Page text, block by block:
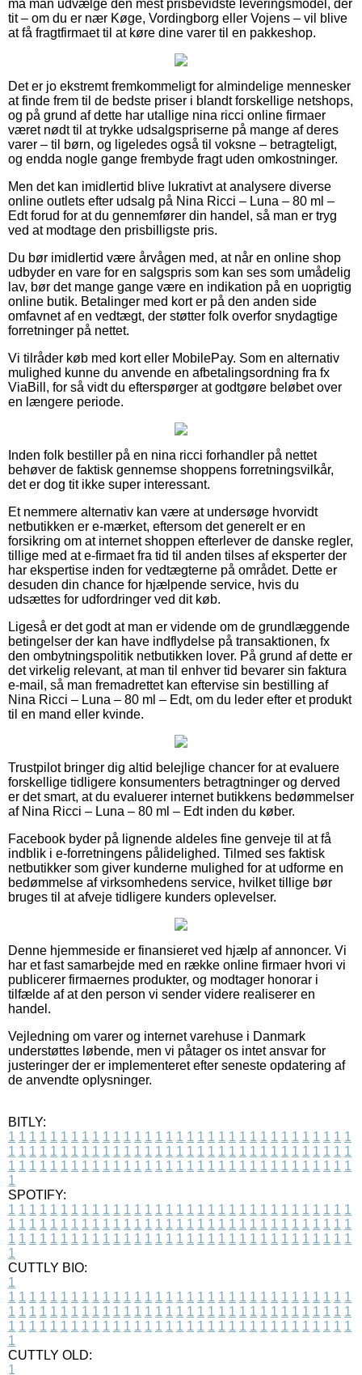
må man udvælge den mest prisbevidste leveringsmodel, der
tit – om du er nær Køge, Vordingborg eller Vojens – vil blive
at få fragtfirmaet til at køre dine varer til en pakkeshop.
Det er jo ekstremt fremkommeligt for almindelige mennesker
at finde frem til de bedste priser i blandt forskellige netshops,
og på grund af dette har utallige nina ricci online firmaer
været nødt til at trykke udsalgspriserne på mange af deres
varer – til børn, og ligeledes også til voksne – betragteligt,
og endda nogle gange frembyde fragt uden omkostninger.
Men det kan imidlertid blive lukrativt at analysere diverse
online outlets efter udsalg på Nina Ricci – Luna – 80 ml –
Edt forud for at du gennemfører din handel, så man er tryg
ved at modtage den prisbilligste pris.
Du bør imidlertid være årvågen med, at når en online shop
udbyder en vare for en salgspris som kan ses som umådelig
lav, bør det mange gange være en indikation på en uoprigtig
online butik. Betalinger med kort er på den anden side
omfavnet af en vedtægt, der støtter folk overfor snydagtige
forretninger på nettet.
Vi tilråder køb med kort eller MobilePay. Som en alternativ
mulighed kunne du anvende en afbetalingsordning fra fx
ViaBill, for så vidt du efterspørger at godtgøre beløbet over
en længere periode.
Inden folk bestiller på en nina ricci forhandler på nettet
behøver de faktisk gennemse shoppens forretningsvilkår,
det er dog tit ikke super interessant.
Et nemmere alternativ kan være at undersøge hvorvidt
netbutikken er e-mærket, eftersom det generelt er en
forsikring om at internet shoppen efterlever de danske regler,
tillige med at e-firmaet fra tid til anden tilses af eksperter der
har ekspertise inden for vedtægterne på området. Dette er
desuden din chance for hjælpende service, hvis du
udsættes for udfordringer ved dit køb.
Ligeså er det godt at man er vidende om de grundlæggende
betingelser der kan have indflydelse på transaktionen, fx
den ombytningspolitik netbutikken lover. På grund af dette er
det virkelig relevant, at man til enhver tid bevarer sin faktura
e-mail, så man fremadrettet kan eftervise sin bestilling af
Nina Ricci – Luna – 80 ml – Edt, om du leder efter et produkt
til en mand eller kvinde.
Trustpilot bringer dig altid belejlige chancer for at evaluere
forskellige tidligere konsumenters betragtninger og derved
er det smart, at du evaluerer internet butikkens bedømmelser
af Nina Ricci – Luna – 80 ml – Edt inden du køber.
Facebook byder på lignende aldeles fine genveje til at få
indblik i e-forretningens pålidelighed. Tilmed ses faktisk
netbutikker som giver kunderne mulighed for at udforme en
bedømmelse af virksomhedens service, hvilket tillige bør
bruges til at afveje tidligere kunders oplevelser.
Denne hjemmeside er finansieret ved hjælp af annoncer. Vi
har et fast samarbejde med en række online firmaer hvori vi
publicerer firmaernes produkter, og modtager honorar i
tilfælde af at den person vi sender videre realiserer en
handel.
Vejledning om varer og internet varehuse i Danmark
understøttes løbende, men vi påtager os intet ansvar for
justeringer der er implementeret efter seneste opdatering af
de anvendte oplysninger.
BITLY:
1 1 1 1 1 1 1 1 1 1 1 1 1 1 1 1 1 1 1 1 1 1 1 1 1 1 1 1 1 1 1 1 1
1 1 1 1 1 1 1 1 1 1 1 1 1 1 1 1 1 1 1 1 1 1 1 1 1 1 1 1 1 1 1 1 1
1 1 1 1 1 1 1 1 1 1 1 1 1 1 1 1 1 1 1 1 1 1 1 1 1 1 1 1 1 1 1 1 1
1
SPOTIFY:
1 1 1 1 1 1 1 1 1 1 1 1 1 1 1 1 1 1 1 1 1 1 1 1 1 1 1 1 1 1 1 1 1
1 1 1 1 1 1 1 1 1 1 1 1 1 1 1 1 1 1 1 1 1 1 1 1 1 1 1 1 1 1 1 1 1
1 1 1 1 1 1 1 1 1 1 1 1 1 1 1 1 1 1 1 1 1 1 1 1 1 1 1 1 1 1 1 1 1
1
CUTTLY BIO:
1
1 1 1 1 1 1 1 1 1 1 1 1 1 1 1 1 1 1 1 1 1 1 1 1 1 1 1 1 1 1 1 1 1
1 1 1 1 1 1 1 1 1 1 1 1 1 1 1 1 1 1 1 1 1 1 1 1 1 1 1 1 1 1 1 1 1
1 1 1 1 1 1 1 1 1 1 1 1 1 1 1 1 1 1 1 1 1 1 1 1 1 1 1 1 1 1 1 1 1
1
CUTTLY OLD:
1